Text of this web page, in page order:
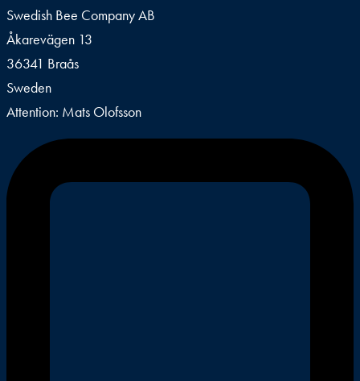
Swedish Bee Company AB
Åkarevägen 13
36341 Braås
Sweden
Attention: Mats Olofsson